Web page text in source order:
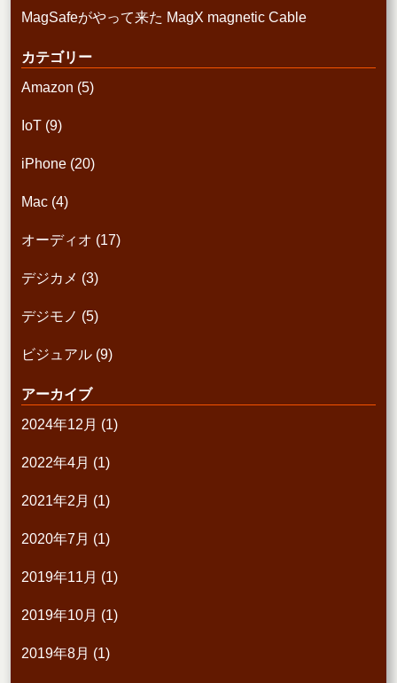
MagSafeがやって来た MagX magnetic Cable
カテゴリー
Amazon (5)
IoT (9)
iPhone (20)
Mac (4)
オーディオ (17)
デジカメ (3)
デジモノ (5)
ビジュアル (9)
アーカイブ
2024年12月 (1)
2022年4月 (1)
2021年2月 (1)
2020年7月 (1)
2019年11月 (1)
2019年10月 (1)
2019年8月 (1)